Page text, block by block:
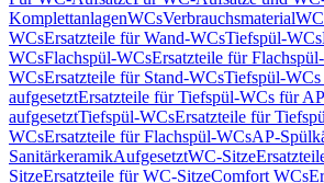
KomplettanlagenWCsVerbrauchsmaterial
WCsErsatzteile für Wand-WCsTiefspül-WCs
WCsFlachspül-WCsErsatzteile für
WCsErsatzteile für Stand-WCsTiefspül-
aufgesetztErsatzteile für Tiefspül-WCs für
aufgesetztTiefspül-WCsErsatzteile für
WCsErsatzteile für Flachspül-WCsAP-
SanitärkeramikAufgesetztWC-Sitze
SitzeErsatzteile für WC-SitzeComfort WCs